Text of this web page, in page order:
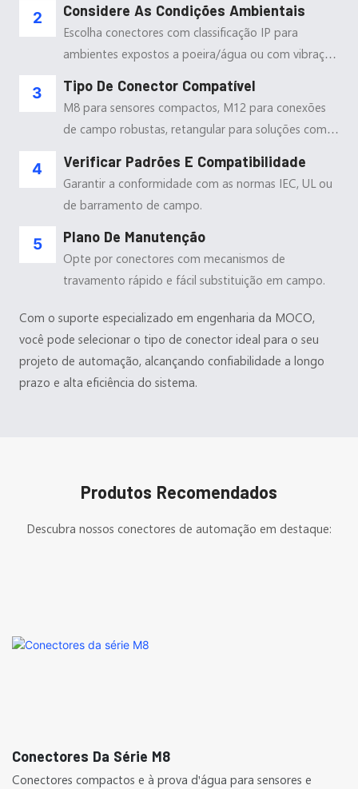
Considere As Condições Ambientais
Escolha conectores com classificação IP para
ambientes expostos a poeira/água ou com vibração
Tipo De Conector Compatível
M8 para sensores compactos, M12 para conexões
de campo robustas, retangular para soluções com
Verificar Padrões E Compatibilidade
Garantir a conformidade com as normas IEC, UL ou
de barramento de campo.
Plano De Manutenção
Opte por conectores com mecanismos de
travamento rápido e fácil substituição em campo.
Com o suporte especializado em engenharia da MOCO,
você pode selecionar o tipo de conector ideal para o seu
projeto de automação, alcançando confiabilidade a longo
prazo e alta eficiência do sistema.
Produtos Recomendados
Descubra nossos conectores de automação em destaque:
Conectores Da Série M8
Conectores compactos e à prova d'água para sensores e